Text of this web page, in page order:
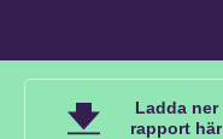
Ladda ner
rapport här